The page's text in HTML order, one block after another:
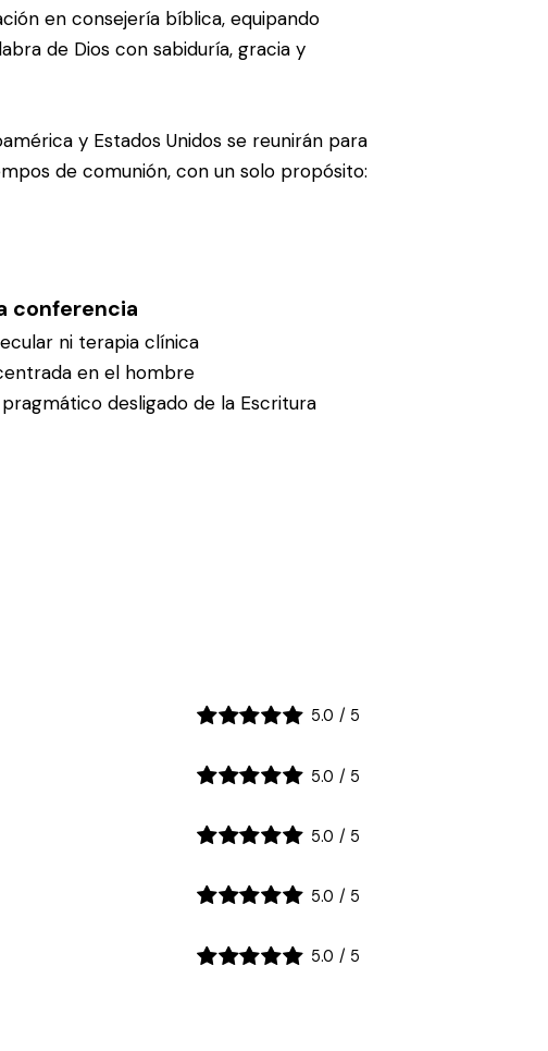
en consejería bíblica, equipando
de Dios con sabiduría, gracia y
y Estados Unidos se reunirán para
de comunión, con un solo propósito:
conferencia
ni terapia clínica
en el hombre
desligado de la Escritura
5.0 / 5
5.0 / 5
5.0 / 5
5.0 / 5
5.0 / 5